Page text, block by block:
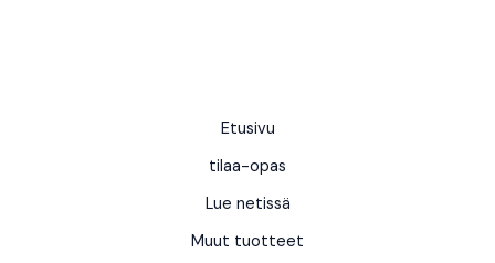
Etusivu
tilaa-opas
Lue netissä
Muut tuotteet